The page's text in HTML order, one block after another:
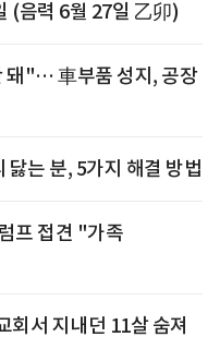
(음력 6월 27일 乙卯)
돼"… 車부품 성지, 공장
닳는 분, 5가지 해결 방법
프 접견 "가족
서 지내던 11살 숨져